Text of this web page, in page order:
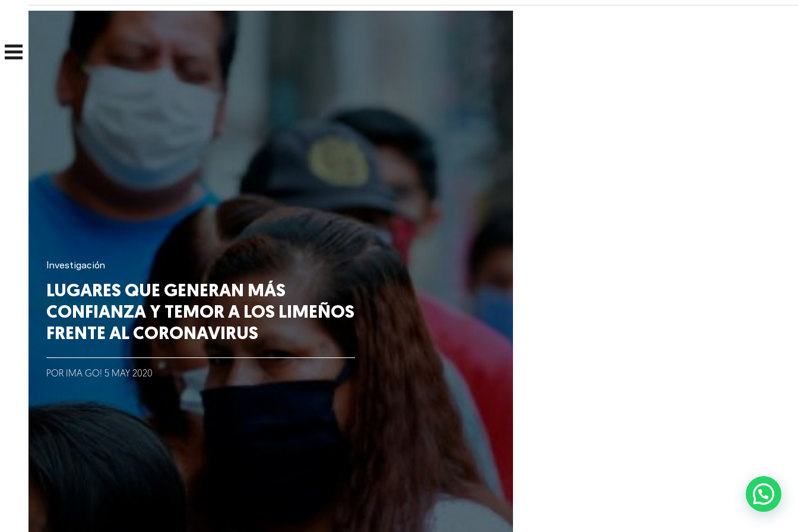
Lo que hacemos
Blog
Talento
Conversemos
Investigación
LUGARES QUE GENERAN MÁS
CONFIANZA Y TEMOR A LOS LIMEÑOS
FRENTE AL CORONAVIRUS
POR IMA GO! 5 MAY 2020